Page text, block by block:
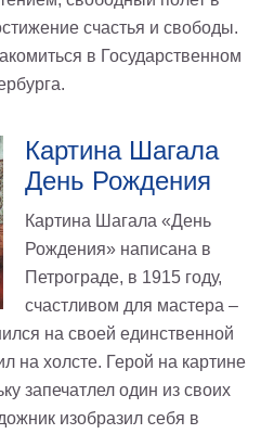
счастья и свободы.
в Государственном
Картина Шагала
День Рождения
Картина Шагала «День
Рождения» написана в
Петрограде, в 1915 году,
счастливом для мастера –
на своей единственной
на холсте. Герой на картине
запечатлел один из своих
изобразил себя в